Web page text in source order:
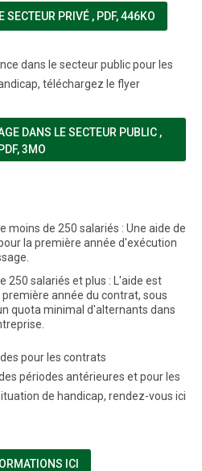
SECTEUR PRIVÉ (NOUVELLE
, PDF, 446KO
dans le secteur public pour les
téléchargez le flyer
DANS LE SECTEUR PUBLIC ,
PDF, 3MO
moins de 250 salariés : Une aide de
la première année d'exécution
250 salariés et plus : L'aide est
année du contrat, sous
quota minimal d'alternants dans
pour les contrats
périodes antérieures et pour les
de handicap, rendez-vous ici
ICI(NOUVELLE FENÊTRE)